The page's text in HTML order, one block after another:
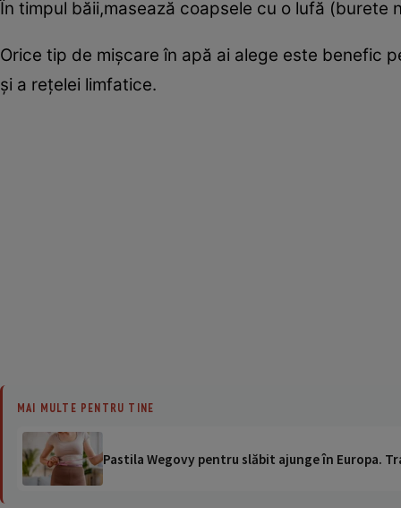
În timpul băii,masează coapsele cu o lufă (burete
Orice tip de mişcare în apă ai alege este benefic
şi a reţelei limfatice.
MAI MULTE PENTRU TINE
Pastila Wegovy pentru slăbit ajunge în Europa.